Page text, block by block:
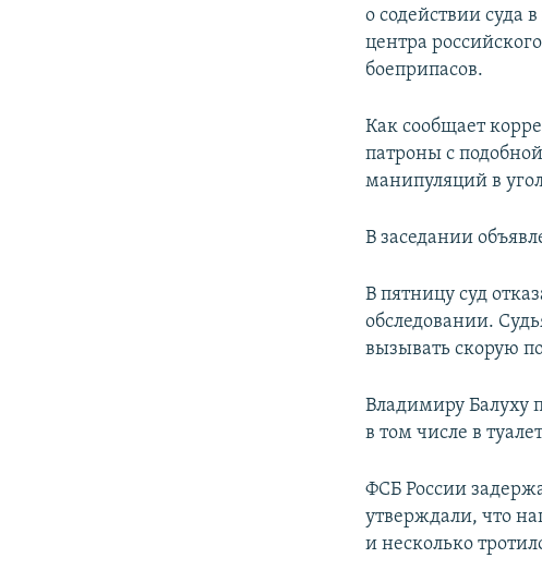
о содействии суда
центра
боеприпасов.
Как сообщает
патроны с
манипуляций в
В заседании
В пятницу суд
обследовании.
вызывать скорую
Владимиру Балуху
в том числе в
ФСБ России
утверждали, что
и несколько